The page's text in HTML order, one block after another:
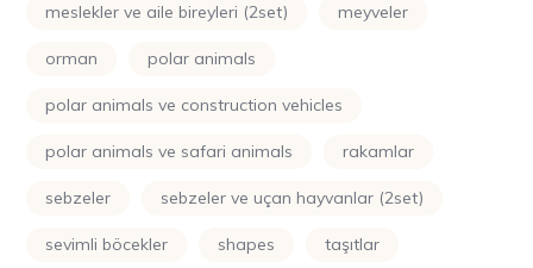
meslekler ve aile bireyleri (2set) meyveler
orman polar animals
polar animals ve construction vehicles
polar animals ve safari animals rakamlar
sebzeler sebzeler ve uçan hayvanlar (2set)
sevimli böcekler shapes taşıtlar